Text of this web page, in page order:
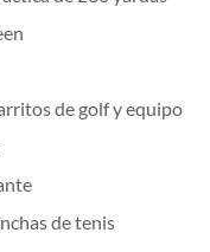
de golf y equipo
de tenis